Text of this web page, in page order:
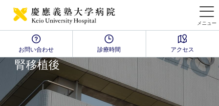
メニュー
お問い合わせ 診療時間 アクセス
Disease Name Search
腎移植後